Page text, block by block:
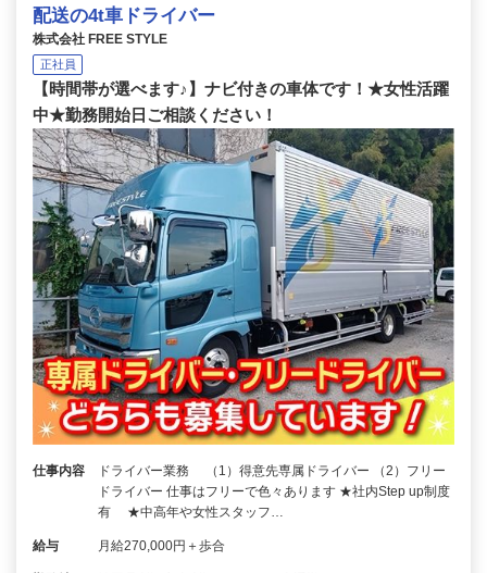
配送の4t車ドライバー
株式会社 FREE STYLE
正社員
【時間帯が選べます♪】ナビ付きの車体です！★女性活躍
中★勤務開始日ご相談ください！
仕事内容
ドライバー業務 （1）得意先専属ドライバー （2）フリー
ドライバー 仕事はフリーで色々あります ★社内Step up制度
有 ★中高年や女性スタッフ…
給与 月給270,000円＋歩合